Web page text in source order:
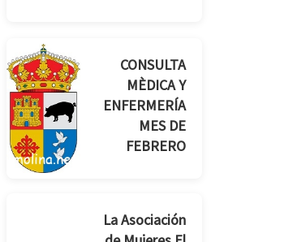
CONSULTA
MÈDICA Y
ENFERMERÍA
MES DE
FEBRERO
La Asociación